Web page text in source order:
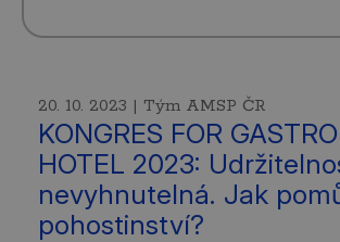
20. 10. 2023 | Tým AMSP ČR
KONGRES FOR
HOTEL 2023:
nevyhnutelná. Jak
pohostinství?